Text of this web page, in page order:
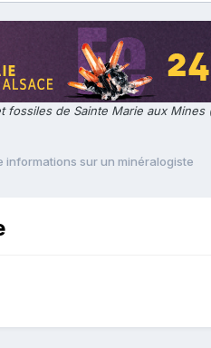
fossiles de Sainte Marie aux
informations sur un minéralogiste